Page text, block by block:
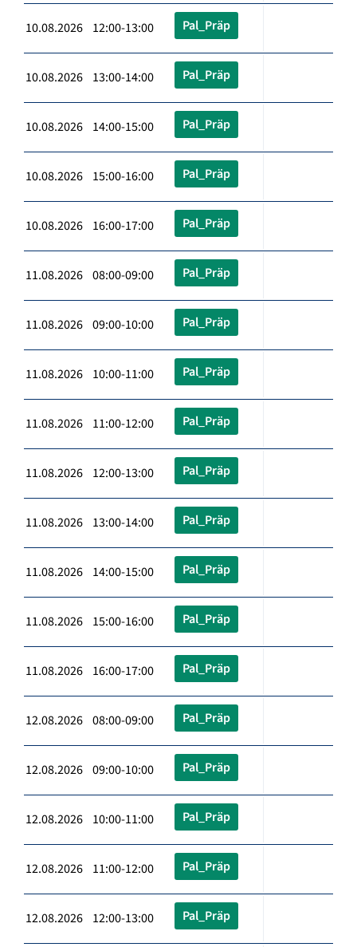
10.08.2026 12:00-13:00 Pal_Präp
10.08.2026 13:00-14:00 Pal_Präp
10.08.2026 14:00-15:00 Pal_Präp
10.08.2026 15:00-16:00 Pal_Präp
10.08.2026 16:00-17:00 Pal_Präp
11.08.2026 08:00-09:00 Pal_Präp
11.08.2026 09:00-10:00 Pal_Präp
11.08.2026 10:00-11:00 Pal_Präp
11.08.2026 11:00-12:00 Pal_Präp
11.08.2026 12:00-13:00 Pal_Präp
11.08.2026 13:00-14:00 Pal_Präp
11.08.2026 14:00-15:00 Pal_Präp
11.08.2026 15:00-16:00 Pal_Präp
11.08.2026 16:00-17:00 Pal_Präp
12.08.2026 08:00-09:00 Pal_Präp
12.08.2026 09:00-10:00 Pal_Präp
12.08.2026 10:00-11:00 Pal_Präp
12.08.2026 11:00-12:00 Pal_Präp
12.08.2026 12:00-13:00 Pal_Präp